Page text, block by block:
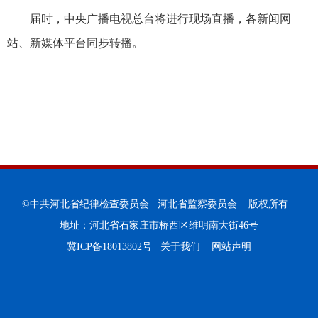
届时，中央广播电视总台将进行现场直播，各新闻网
站、新媒体平台同步转播。
©中共河北省纪律检查委员会 河北省监察委员会 版权所有
地址：河北省石家庄市桥西区维明南大街46号
冀ICP备18013802号
关于我们 网站声明